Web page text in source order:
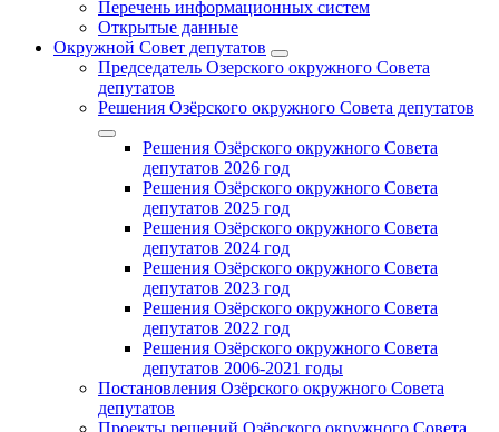
Перечень информационных систем
Открытые данные
Окружной Совет депутатов
Председатель Озерского окружного Совета
депутатов
Решения Озёрского окружного Совета депутатов
Решения Озёрского окружного Совета
депутатов 2026 год
Решения Озёрского окружного Совета
депутатов 2025 год
Решения Озёрского окружного Совета
депутатов 2024 год
Решения Озёрского окружного Совета
депутатов 2023 год
Решения Озёрского окружного Совета
депутатов 2022 год
Решения Озёрского окружного Совета
депутатов 2006-2021 годы
Постановления Озёрского окружного Совета
депутатов
Проекты решений Озёрского окружного Совета